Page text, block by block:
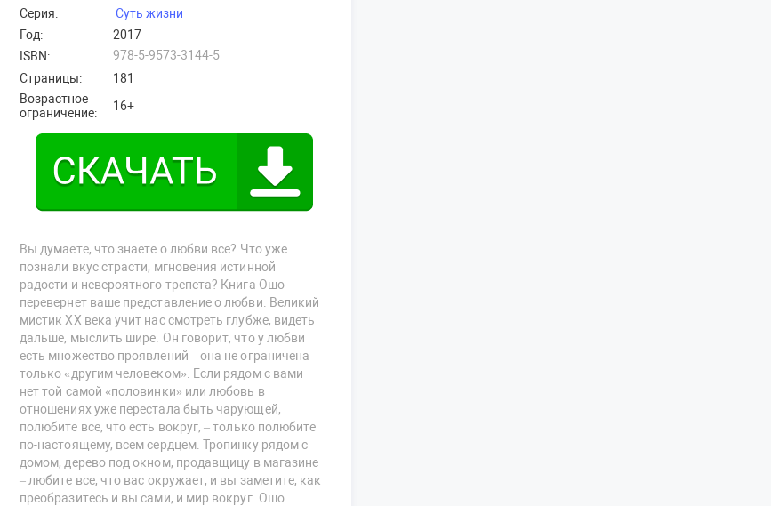
Серия:
Суть жизни
Год:
2017
ISBN:
978-5-9573-3144-5
Страницы:
181
Возрастное
ограничение:
16+
Вы думаете, что знаете о любви все? Что уже
познали вкус страсти, мгновения истинной
радости и невероятного трепета? Книга Ошо
перевернет ваше представление о любви. Великий
мистик XX века учит нас смотреть глубже, видеть
дальше, мыслить шире. Он говорит, что у любви
есть множество проявлений – она не ограничена
только «другим человеком». Если рядом с вами
нет той самой «половинки» или любовь в
отношениях уже перестала быть чарующей,
полюбите все, что есть вокруг, – только полюбите
по-настоящему, всем сердцем. Тропинку рядом с
домом, дерево под окном, продавщицу в магазине
– любите все, что вас окружает, и вы заметите, как
преобразитесь и вы сами, и мир вокруг. Ошо